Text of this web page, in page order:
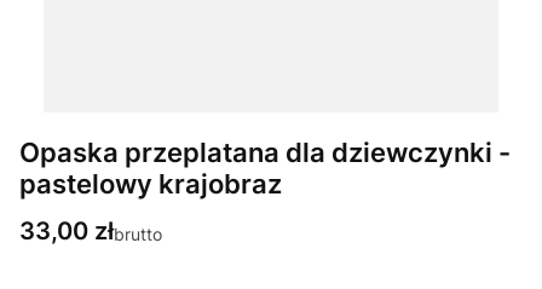
Opaska przeplatana dla dziewczynki -
pastelowy krajobraz
Cena
33,00 złbrutto